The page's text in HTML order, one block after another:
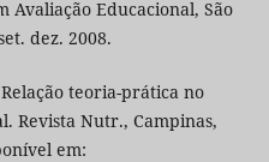
Avaliação Educacional, São
dez. 2008.
Relação teoria-prática no
Revista Nutr., Campinas,
em: